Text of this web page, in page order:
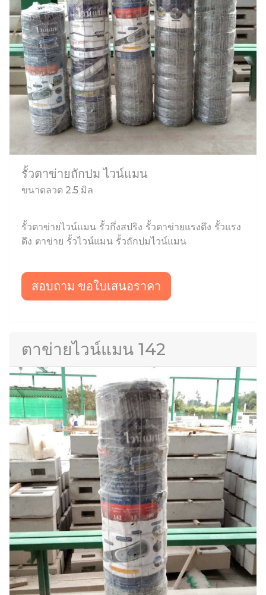
รั้วตาข่ายถักปม ไวน์แมน
ขนาดลวด 2.5 มิล
รั้วตาข่ายไวน์แมน รั้วกึ่งสปริง รั้วตาข่ายแรงดึง รั้วแรง
ดึง ตาข่าย รั้วไวน์แมน รั้วถักปมไวน์แมน
สอบถาม ขอใบเสนอราคา
ตาข่ายไวน์แมน 142